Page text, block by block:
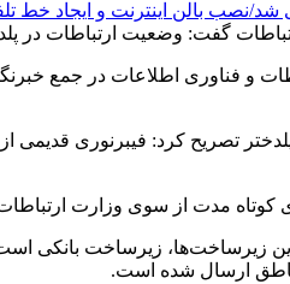
وضعیت ارتباطات در پلدختر عادی شده
و فناوری اطلاعات در جمع
تصریح کرد: فیبرنوری قدیمی
کوتاه مدت از سوی وزارت
ارسال شده است.